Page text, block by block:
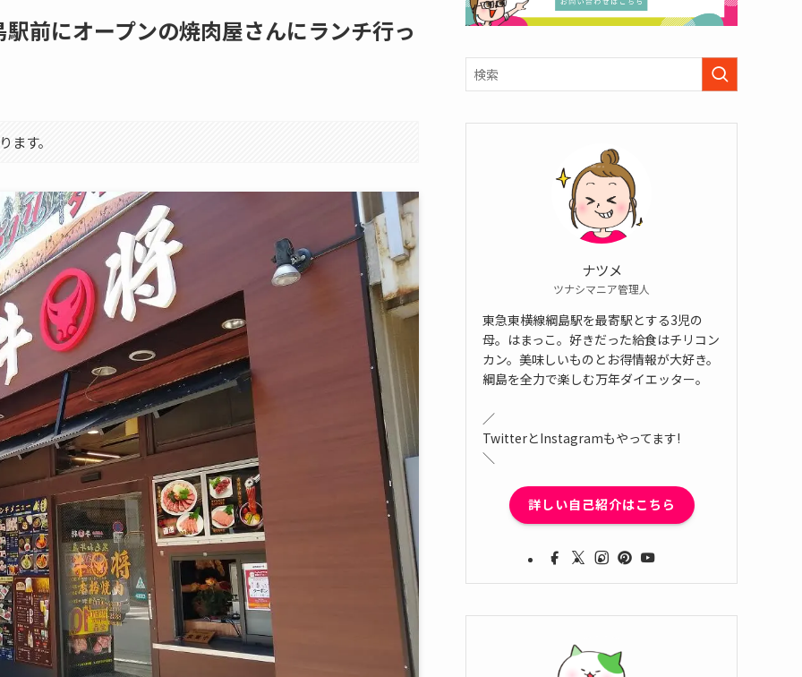
前にオープンの焼肉屋さんにランチ行っ
す。
ナツメ
ツナシマニア管理人
東急東横線綱島駅を最寄駅とする3児の
母。はまっこ。好きだった給食はチリコン
カン。美味しいものとお得情報が大好き。
綱島を全力で楽しむ万年ダイエッター。
／
TwitterとInstagramもやってます!
＼
詳しい自己紹介はこちら